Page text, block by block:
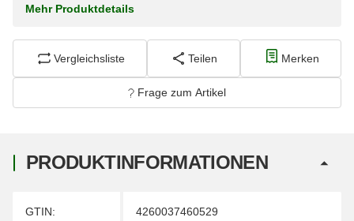
Mehr Produktdetails
Vergleichsliste Teilen Merken
Frage zum Artikel
PRODUKTINFORMATIONEN
Produkteigenschaft
Wert
GTIN: 4260037460529